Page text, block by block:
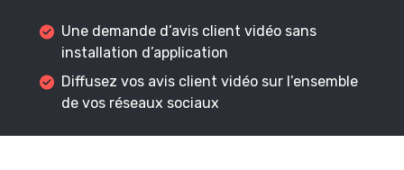
Une demande d’avis client vidéo sans
installation d’application
Diffusez vos avis client vidéo sur l’ensemble
de vos réseaux sociaux